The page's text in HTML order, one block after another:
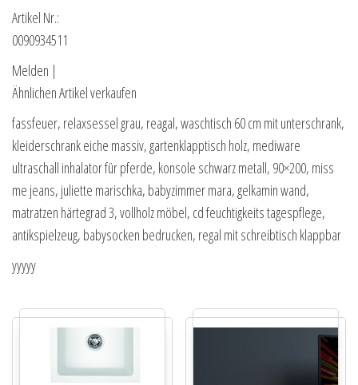
Artikel Nr.:
0090934511
Melden |
Ähnlichen Artikel verkaufen
fassfeuer, relaxsessel grau, reagal, waschtisch 60 cm mit unterschrank,
kleiderschrank eiche massiv, gartenklapptisch holz, mediware
ultraschall inhalator für pferde, konsole schwarz metall, 90×200, miss
me jeans, juliette marischka, babyzimmer mara, gelkamin wand,
matratzen härtegrad 3, vollholz möbel, cd feuchtigkeits tagespflege,
antikspielzeug, babysocken bedrucken, regal mit schreibtisch klappbar
yyyyy